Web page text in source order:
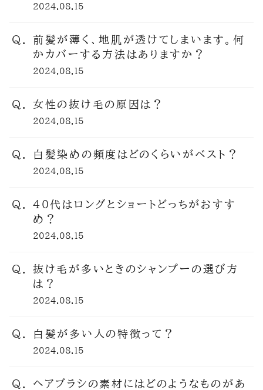
ヘアスタイル
薄毛
2024.08.15
前髪が薄く、地肌が透けてしまいます。何
かカバーする方法はありますか？
2024.08.15
女性の抜け毛の原因は？
2024.08.15
白髪染めの頻度はどのくらいがベスト？
2024.08.15
40代はロングとショートどっちがおすす
め？
2024.08.15
抜け毛が多いときのシャンプーの選び方
は？
2024.08.15
白髪が多い人の特徴って？
2024.08.15
ヘアブラシの素材にはどのようなものがあ